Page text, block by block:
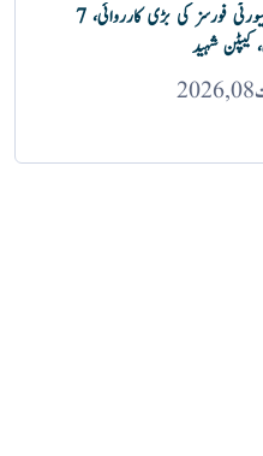
ہنگو میں سیکیورٹی فورسز کی بڑی کارروائی، 7
کیپٹن شہید